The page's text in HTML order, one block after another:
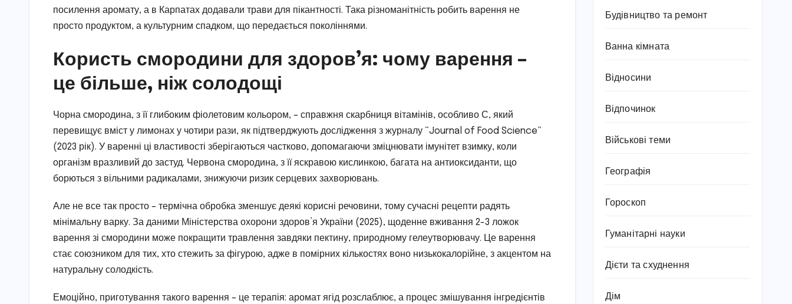
посилення аромату, а в Карпатах додавали трави для пікантності. Така різноманітність робить варення не
просто продуктом, а культурним спадком, що передається поколіннями.
Користь смородини для здоров’я: чому варення –
це більше, ніж солодощі
Чорна смородина, з її глибоким фіолетовим кольором, – справжня скарбниця вітамінів, особливо С, який
перевищує вміст у лимонах у чотири рази, як підтверджують дослідження з журналу “Journal of Food Science”
(2023 рік). У варенні ці властивості зберігаються частково, допомагаючи зміцнювати імунітет взимку, коли
організм вразливий до застуд. Червона смородина, з її яскравою кислинкою, багата на антиоксиданти, що
борються з вільними радикалами, знижуючи ризик серцевих захворювань.
Але не все так просто – термічна обробка зменшує деякі корисні речовини, тому сучасні рецепти радять
мінімальну варку. За даними Міністерства охорони здоров’я України (2025), щоденне вживання 2-3 ложок
варення зі смородини може покращити травлення завдяки пектину, природному гелеутворювачу. Це варення
стає союзником для тих, хто стежить за фігурою, адже в помірних кількостях воно низькокалорійне, з акцентом на
натуральну солодкість.
Емоційно, приготування такого варення – це терапія: аромат ягід розслаблює, а процес змішування інгредієнтів
Будівництво та ремонт
Ванна кімната
Відносини
Відпочинок
Військові теми
Географія
Гороскоп
Гуманітарні науки
Дієти та схуднення
Дім